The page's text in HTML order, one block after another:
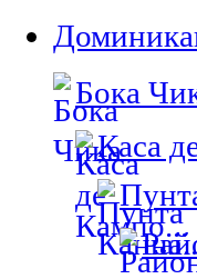
Бока
Каса